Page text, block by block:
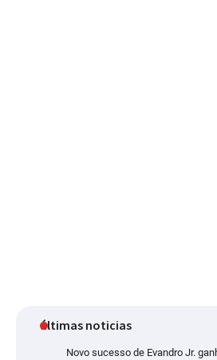
últimas noticias
Novo sucesso de Evandro Jr.